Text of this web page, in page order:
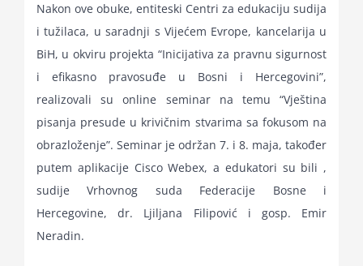
Nakon ove obuke, entiteski Centri za edukaciju sudija
i tužilaca, u saradnji s Vijećem Evrope, kancelarija u
BiH, u okviru projekta “Inicijativa za pravnu sigurnost
i efikasno pravosuđe u Bosni i Hercegovini”,
realizovali su online seminar na temu “Vještina
pisanja presude u krivičnim stvarima sa fokusom na
obrazloženje”. Seminar je održan 7. i 8. maja, također
putem aplikacije Cisco Webex, a edukatori su bili ,
sudije Vrhovnog suda Federacije Bosne i
Hercegovine, dr. Ljiljana Filipović i gosp. Emir
Neradin.